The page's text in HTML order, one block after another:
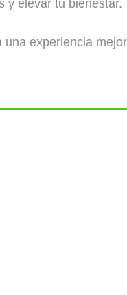
y elevar tu bienestar.
experiencia